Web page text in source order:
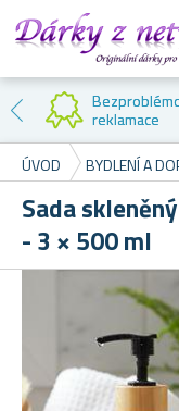
reklamace
ÚVOD
BYDLENÍ A
Sada
- 3 × 500 ml